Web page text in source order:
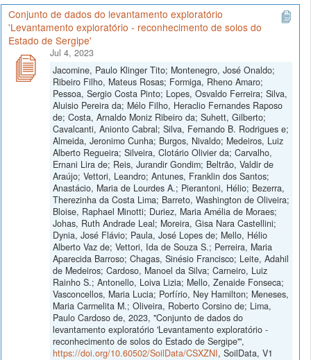
Conjunto de dados do levantamento exploratório
'Levantamento exploratório - reconhecimento de solos do
Estado de Sergipe'
Jul 4, 2023
Jacomine, Paulo Klinger Tito; Montenegro, José Onaldo;
Ribeiro Filho, Mateus Rosas; Formiga, Rheno Amaro;
Pessoa, Sergio Costa Pinto; Lopes, Osvaldo Ferreira; Silva,
Aluisio Pereira da; Mélo Filho, Heraclio Fernandes Raposo
de; Costa, Arnaldo Moniz Ribeiro da; Suhett, Gilberto;
Cavalcanti, Anionto Cabral; Silva, Fernando B. Rodrigues e;
Almeida, Jeronimo Cunha; Burgos, Nivaldo; Medeiros, Luiz
Alberto Regueira; Silveira, Clotário Olivier da; Carvalho,
Ernani Lira de; Reis, Jurandir Gondim; Beltrão, Valdir de
Araújo; Vettori, Leandro; Antunes, Franklin dos Santos;
Anastácio, Maria de Lourdes A.; Pierantoni, Hélio; Bezerra,
Therezinha da Costa Lima; Barreto, Washington de Oliveira;
Bloise, Raphael Minotti; Duriez, Maria Amélia de Moraes;
Johas, Ruth Andrade Leal; Moreira, Gisa Nara Castellini;
Dynia, José Flávio; Paula, José Lopes de; Mello, Hélio
Alberto Vaz de; Vettori, Ida de Souza S.; Perreira, Maria
Aparecida Barroso; Chagas, Sinésio Francisco; Leite, Adahil
de Medeiros; Cardoso, Manoel da Silva; Carneiro, Luiz
Rainho S.; Antonello, Loiva Lizia; Mello, Zenaide Fonseca;
Vasconcellos, Maria Lucia; Porfírio, Ney Hamilton; Meneses,
Maria Carmelita M.; Oliveira, Roberto Corsino de; Lima,
Paulo Cardoso de, 2023, "Conjunto de dados do
levantamento exploratório 'Levantamento exploratório -
reconhecimento de solos do Estado de Sergipe'",
https://doi.org/10.60502/SoilData/CSXZNI, SoilData, V1